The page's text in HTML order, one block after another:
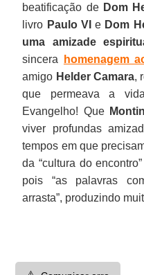
beatificação de Dom
livro Paulo VI e Dom
uma amizade
sincera
homenagem
amigo Helder Camara,
que permeava a
Evangelho! Que
viver profundas
tempos em que
da “cultura do
pois “as palavras
arrasta”, produzindo